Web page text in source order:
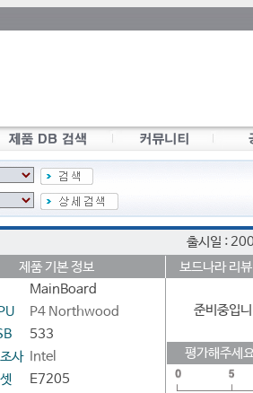
출시일 :
제품 기본 정보
보드나라 리
MainBoard
P4 Northwood
533
사
Intel
E7205
준비중입
평가해주세